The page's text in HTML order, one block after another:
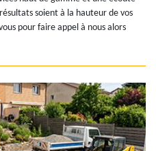
soient à la hauteur de vos
pour faire appel à nous alors